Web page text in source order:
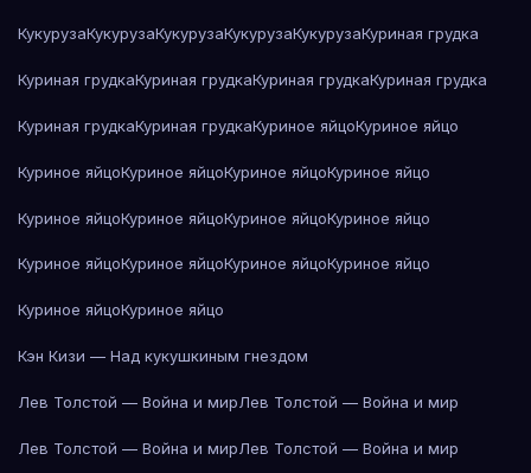
КукурузаКукурузаКукурузаКукурузаКукурузаКуриная грудка
Куриная грудкаКуриная грудкаКуриная грудкаКуриная грудка
Куриная грудкаКуриная грудкаКуриное яйцоКуриное яйцо
Куриное яйцоКуриное яйцоКуриное яйцоКуриное яйцо
Куриное яйцоКуриное яйцоКуриное яйцоКуриное яйцо
Куриное яйцоКуриное яйцоКуриное яйцоКуриное яйцо
Куриное яйцоКуриное яйцо
Кэн Кизи — Над кукушкиным гнездом
Лев Толстой — Война и мирЛев Толстой — Война и мир
Лев Толстой — Война и мирЛев Толстой — Война и мир